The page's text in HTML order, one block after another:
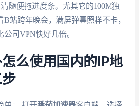
随便拖进度条。尤其它的100M独
B站跨年晚会，满屏弹幕照样不卡，
司VPN快好几倍。
么使用国内的IP地